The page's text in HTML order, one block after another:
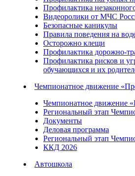
Профилактика
Видеоролики от МЧС
Безопасные каникулы
Правила поведения на
Осторожно клещи
Профилактика дорожно-
Профилактика рисков и
обучающихся и их
Чемпионатное движение
Чемпионатное движение
Региональный этап
Документы
Деловая программа
Региональный этап
ККД 2026
Автошкола